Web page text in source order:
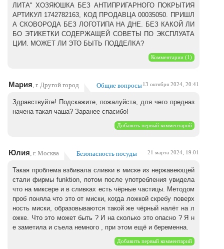
ЛИТА" ХОЗЯЮШКА БЕЗ АНТИПРИГАРНОГО ПОКРЫТИЯ
АРТИКУЛ 1742782163, КОД ПРОДАВЦА 00035050. ПРИШЛ
А СКОВОРОДА БЕЗ ЛОГОТИПА НА ДНЕ. БЕЗ КАКОЙ ЛИ
БО ЭТИКЕТКИ СОДЕРЖАЩЕЙ СОВЕТЫ ПО ЭКСПЛУАТА
ЦИИ. МОЖЕТ ЛИ ЭТО БЫТЬ ПОДДЕЛКА?
Комментарии (1)
Мария , г. Другой город Общие вопросы13 октября 2024, 20:41
Здравствуйте! Подскажите, пожалуйста, для чего предназ
начена такая чаша? Заранее спасибо!
Добавить первый комментарий
Юлия , г. Москва Безопасность посуды 21 марта 2024, 19:01
Такая проблема взбивала сливки в миске из нержавеющей
стали фирмы funktion, потом после употребления увидела
что на миксере и в сливках есть чёрные частицы. Методом
проб поняла что это от миски, когда ложкой скребу поверх
ность миски, образовываются такой же чёрный налёт на л
ожке. Что это может быть ? И на сколько это опасно ? Я н
е заметила и съела немного , при этом ещё и беременна.
Добавить первый комментарий